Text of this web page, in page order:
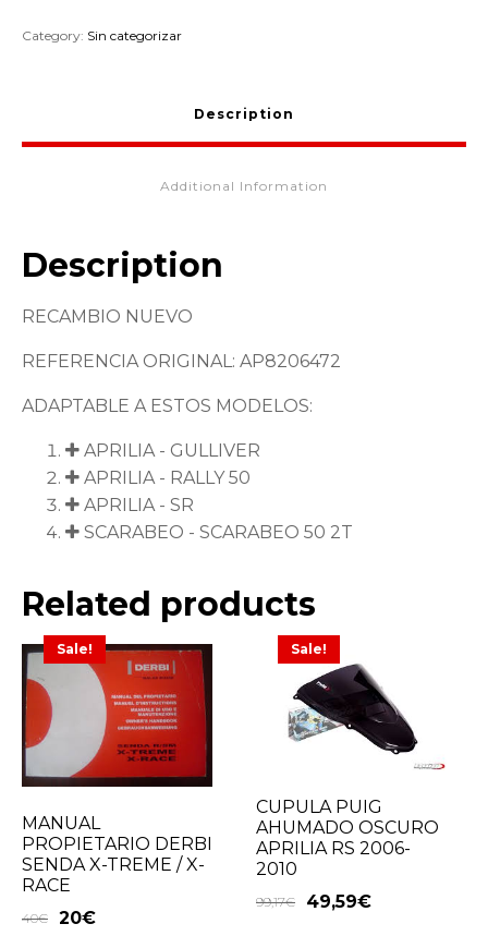
APRILIA
Category: Sin categorizar
Description
Additional Information
Description
RECAMBIO NUEVO
REFERENCIA ORIGINAL: AP8206472
ADAPTABLE A ESTOS MODELOS:
APRILIA - GULLIVER
APRILIA - RALLY 50
APRILIA - SR
SCARABEO - SCARABEO 50 2T
Related products
Sale!
MANUAL
PROPIETARIO DERBI
SENDA X-TREME / X-
RACE
40€ 20€
Sale!
CUPULA PUIG
AHUMADO OSCURO
APRILIA RS 2006-
2010
99,17€ 49,59€